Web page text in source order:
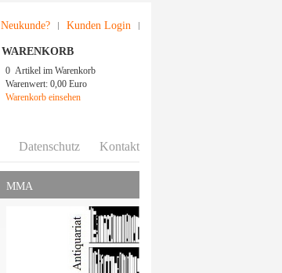
Kunden Login
Neukunde?
Kontakt
Datenschutz
WARENKORB
0 Artikel im Warenkorb
Warenwert: 0,00 Euro
Warenkorb einsehen
MMA